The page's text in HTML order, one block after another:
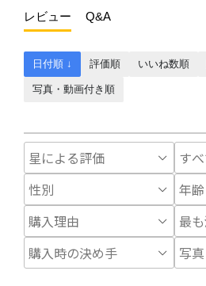
レビュー Q&A
日付順 ↓ 評価順 いいね数順
写真・動画付き順